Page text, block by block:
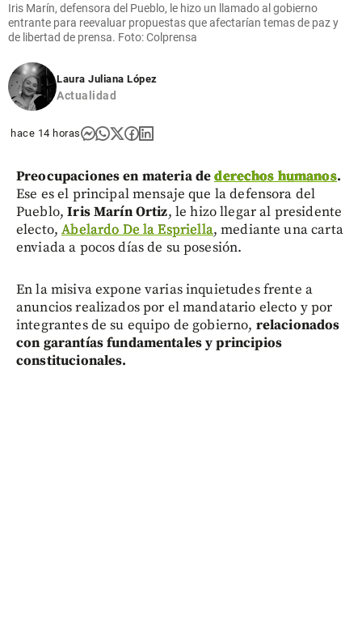
Iris Marín, defensora del Pueblo, le hizo un llamado al gobierno
entrante para reevaluar propuestas que afectarían temas de paz y
de libertad de prensa. Foto: Colprensa
Laura Juliana López
Actualidad
hace 14 horas
Preocupaciones en materia dederechos humanos.
Ese es el principal mensaje que la defensora del
Pueblo,Iris Marín Ortiz, le hizo llegar al presidente
electo,Abelardo De la Espriella, mediante una carta
enviada a pocos días de su posesión.
En la misiva expone varias inquietudes frente a
anuncios realizados por el mandatario electo y por
integrantes de su equipo de gobierno, relacionados
con garantías fundamentales y principios
constitucionales.